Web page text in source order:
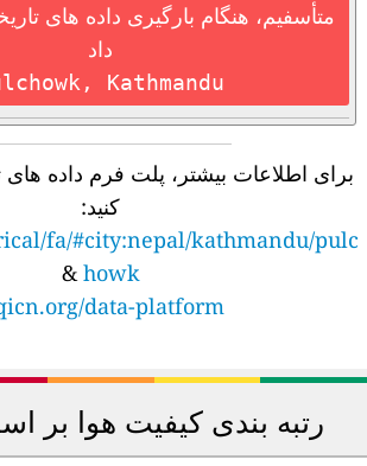
متأسفیم، هنگام بارگیری داده های
داد
Kathmandu
برای اطلاعات بیشتر، پلت فرم داده های
کنید:
fa/#city:nepal/kathmandu/pulc
howk
&
data-platform/
رتبه بندی کیفیت هوا بر